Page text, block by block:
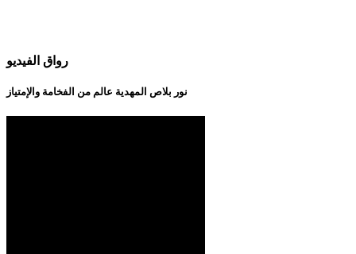
رواق الفيديو
نور بلاص المهدية عالم من الفخامة والإمتياز